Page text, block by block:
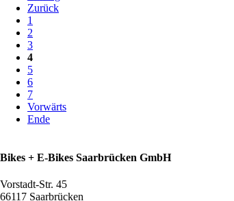
Zurück
1
2
3
4
5
6
7
Vorwärts
Ende
Bikes + E-Bikes Saarbrücken GmbH
Vorstadt-Str. 45
66117 Saarbrücken